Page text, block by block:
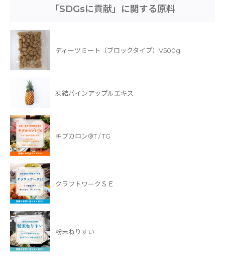
「SDGsに貢献」に関する原料
ディーツミート（ブロックタイプ）V500g
凍結パインアップルエキス
キプカロン®T / TG
クラフトワークＳＥ
粉末ねりすい